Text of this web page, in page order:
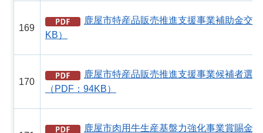
169
鹿屋市特産品販売推進支援事業補助金交
KB）
170
鹿屋市特産品販売推進支援事業候補者選
（PDF：94KB）
鹿屋市肉用牛生産基盤力強化事業賞賜金